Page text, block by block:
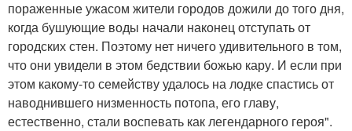
пораженные ужасом жители городов дожили до того дня,
когда бушующие воды начали наконец отступать от
городских стен. Поэтому нет ничего удивительного в том,
что они увидели в этом бедствии божью кару. И если при
этом какому-то семейству удалось на лодке спастись от
наводнившего низменность потопа, его главу,
естественно, стали воспевать как легендарного героя".